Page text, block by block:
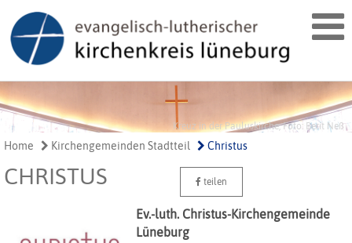
Kreuz in der Pauluskirche, Foto: Berit Neß
Home Kirchengemeinden Stadtteil Christus
CHRISTUS teilen
Ev.-luth. Christus-Kirchengemeinde
Lüneburg